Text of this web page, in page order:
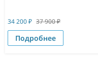
34 200₽ 37 900₽
Подробнее